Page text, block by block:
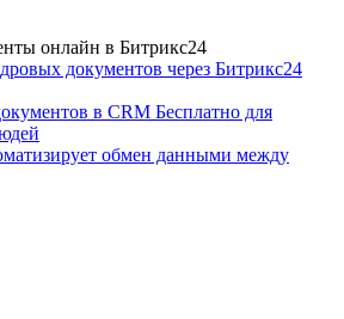
онлайн в Битрикс24
документов через Битрикс24
в CRM Бесплатно для
обмен данными между